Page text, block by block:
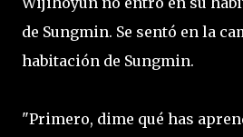
de Sungmin. Se sentó en la
habitación de Sungmin.
"Primero, dime qué has